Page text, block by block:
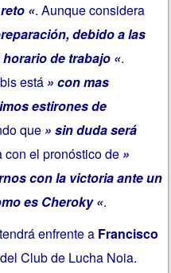
«. Aunque considera
debido a las
de trabajo «.
está » con mas
estirones de
que » sin duda será
con el pronóstico de »
con la victoria ante un
es Cheroky «.
tendrá enfrente a Francisco
Club de Lucha Noia.